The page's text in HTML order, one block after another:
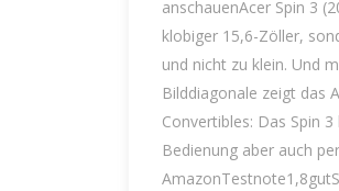
anschauenAcer Spin 3
klobiger 15,6-Zöller,
und nicht zu klein. Und
Bilddiagonale zeigt das
Convertibles: Das Spin
Bedienung aber auch